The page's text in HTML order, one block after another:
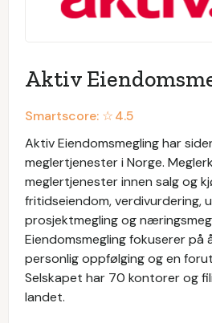
Aktiv
Smartscore: ☆4.5
Aktiv Eiendomsmegling har
meglertjenester i Norge.
meglertjenester innen salg og
fritidseiendom, verdivurdering,
prosjektmegling og
Eiendomsmegling fokuserer på
personlig oppfølging og en
Selskapet har 70 kontorer og
landet.